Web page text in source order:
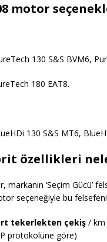
motor
130 S&S BVM6,
180 EAT8.
130 S&S MT6,
özellikleri
‘Seçim Gücü’
seçeneğiyle bu
tekerlekten çekiş / km
protokolüne göre)